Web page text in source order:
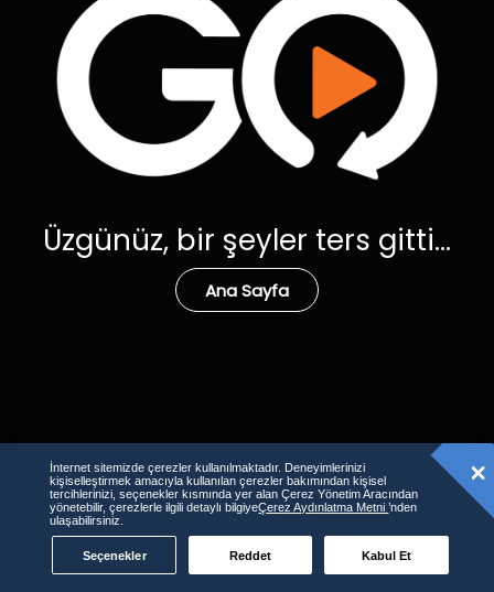
Üzgünüz, bir şeyler ters gitti...
Ana Sayfa
İnternet sitemizde çerezler kullanılmaktadır. Deneyimlerinizi
kişiselleştirmek amacıyla kullanılan çerezler bakımından kişisel
tercihlerinizi, seçenekler kısmında yer alan Çerez Yönetim Aracından
yönetebilir, çerezlerle ilgili detaylı bilgiyeÇerez Aydınlatma Metni’nden
ulaşabilirsiniz.
Seçenekler Reddet Kabul Et